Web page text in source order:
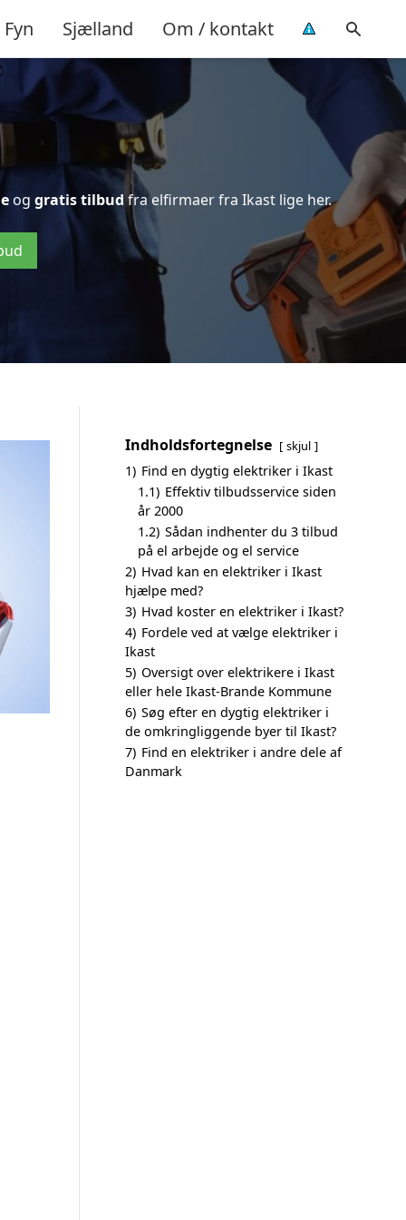
Fyn Sjælland Om / kontakt
og gratis tilbud fra elfirmaer fra Ikast lige her.
Indholdsfortegnelse skjul
1) Find en dygtig elektriker i Ikast
1.1) Effektiv tilbudsservice siden
år 2000
1.2) Sådan indhenter du 3 tilbud
på el arbejde og el service
2) Hvad kan en elektriker i Ikast
hjælpe med?
3) Hvad koster en elektriker i Ikast?
4) Fordele ved at vælge elektriker i
Ikast
5) Oversigt over elektrikere i Ikast
eller hele Ikast-Brande Kommune
6) Søg efter en dygtig elektriker i
de omkringliggende byer til Ikast?
7) Find en elektriker i andre dele af
Danmark